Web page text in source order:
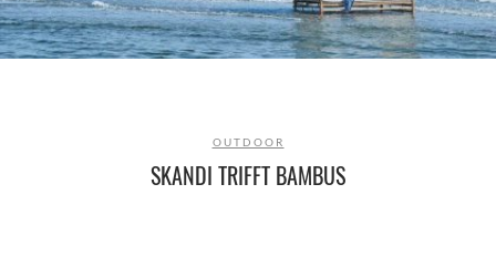
OUTDOOR
SKANDI TRIFFT BAMBUS